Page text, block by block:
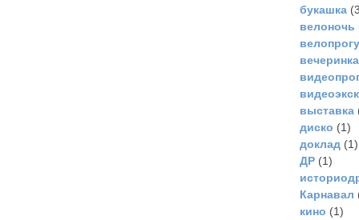
букашка
велоночь
вечеринка
выставка
диско (1)
доклад (1)
ДР (1)
Карнавал
кино (1)